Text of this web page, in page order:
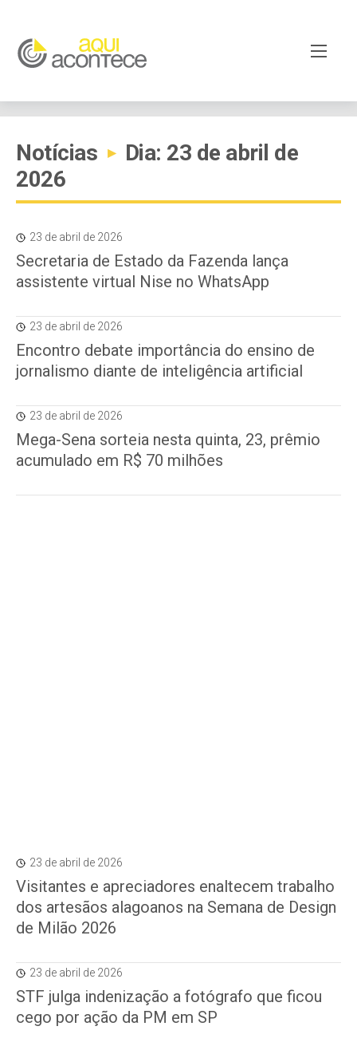
Notícias ▸
Dia: 23 de abril de
2026
23 de abril de 2026
Secretaria de Estado da Fazenda lança
assistente virtual Nise no WhatsApp
23 de abril de 2026
Encontro debate importância do ensino de
jornalismo diante de inteligência artificial
23 de abril de 2026
Mega-Sena sorteia nesta quinta, 23, prêmio
acumulado em R$ 70 milhões
23 de abril de 2026
Visitantes e apreciadores enaltecem trabalho
dos artesãos alagoanos na Semana de Design
de Milão 2026
23 de abril de 2026
STF julga indenização a fotógrafo que ficou
cego por ação da PM em SP